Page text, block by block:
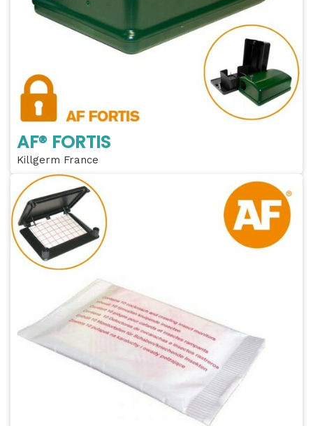
AF® FORTIS
Killgerm France